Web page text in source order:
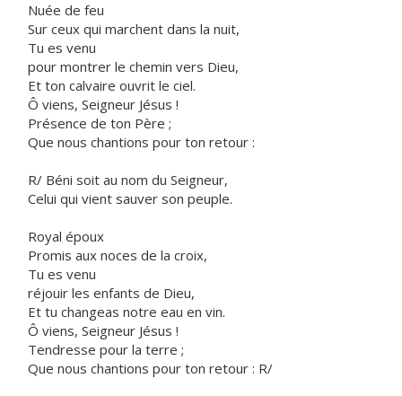
Nuée de feu
Sur ceux qui marchent dans la nuit,
Tu es venu
pour montrer le chemin vers Dieu,
Et ton calvaire ouvrit le ciel.
Ô viens, Seigneur Jésus !
Présence de ton Père ;
Que nous chantions pour ton retour :
R/ Béni soit au nom du Seigneur,
Celui qui vient sauver son peuple.
Royal époux
Promis aux noces de la croix,
Tu es venu
réjouir les enfants de Dieu,
Et tu changeas notre eau en vin.
Ô viens, Seigneur Jésus !
Tendresse pour la terre ;
Que nous chantions pour ton retour : R/